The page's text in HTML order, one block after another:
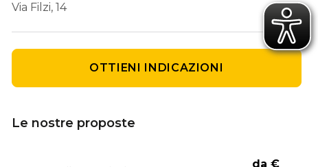
Via Filzi, 14
OTTIENI INDICAZIONI
Le nostre proposte
da €